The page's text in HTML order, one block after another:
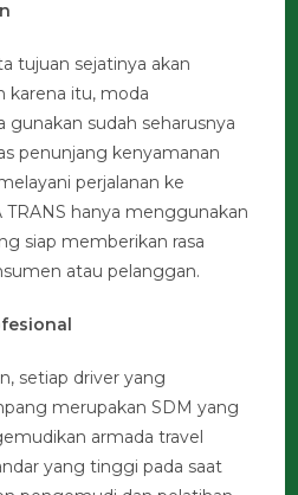
tujuan sejatinya akan
karena itu, moda
gunakan sudah seharusnya
penunjang kenyamanan
perjalanan ke
TRANS hanya menggunakan
siap memberikan rasa
atau pelanggan.
setiap driver yang
merupakan SDM yang
armada travel
yang tinggi pada saat